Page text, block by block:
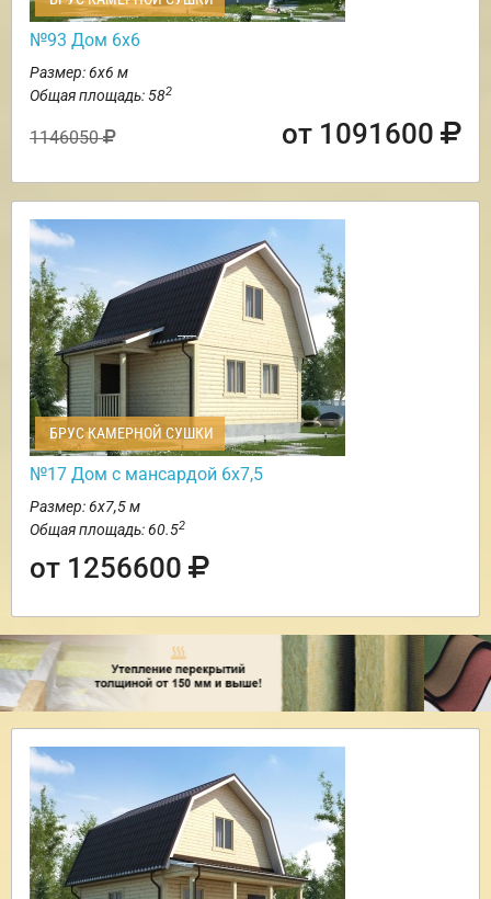
№93 Дом 6х6
Размер: 6х6 м
Общая площадь: 582
1146050 от 1091600
БРУС КАМЕРНОЙ СУШКИ
№17 Дом с мансардой 6х7,5
Размер: 6х7,5 м
Общая площадь: 60.52
от 1256600